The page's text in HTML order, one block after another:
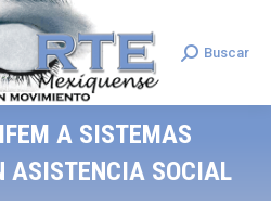
Search:
Buscar
A SISTEMAS
ASISTENCIA SOCIAL